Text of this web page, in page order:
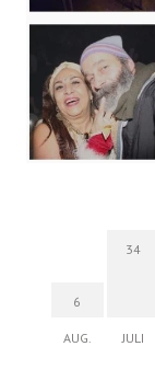
6
AUG.
34
JULI